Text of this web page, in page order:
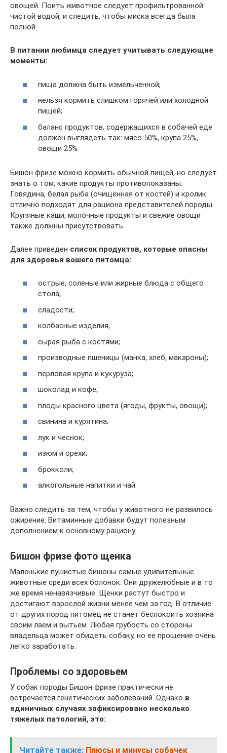
овощей. Поить животное следует профильтрованной
чистой водой, и следить, чтобы миска всегда была
полной.
В питании любимца следует учитывать следующие
моменты:
пища должна быть измельченной;
нельзя кормить слишком горячей или холодной
пищей;
баланс продуктов, содержащихся в собачей еде
должен выглядеть так: мясо 50%, крупа 25%,
овощи 25%.
Бишон фризе можно кормить обычной пищей, но следует
знать о том, какие продукты противопоказаны.
Говядина, белая рыба (очищенная от костей) и кролик
отлично подходят для рациона представителей породы.
Крупяные каши, молочные продукты и свежие овощи
также должны присутствовать.
Далее приведен список продуктов, которые опасны
для здоровья вашего питомца:
острые, соленые или жирные блюда с общего
стола;
сладости;
колбасные изделия;
сырая рыба с костями;
производные пшеницы (манка, хлеб, макароны);
перловая крупа и кукуруза;
шоколад и кофе;
плоды красного цвета (ягоды, фрукты, овощи);
свинина и курятина;
лук и чеснок;
изюм и орехи;
брокколи;
алкогольные напитки и чай.
Важно следить за тем, чтобы у животного не развилось
ожирение. Витаминные добавки будут полезным
дополнением к основному рациону.
Бишон фризе фото щенка
Маленькие пушистые бишоны самые удивительные
животные среди всех болонок. Они дружелюбные и в то
же время ненавязчивые. Щенки растут быстро и
достигают взрослой жизни менее чем за год. В отличие
от других пород питомец не станет беспокоить хозяина
своим лаем и вытьем. Любая грубость со стороны
владельца может обидеть собаку, но ее прощение очень
легко заработать.
Проблемы со здоровьем
У собак породы Бишон фризе практически не
встречается генетических заболеваний. Однако в
единичных случаях зафиксировано несколько
тяжелых патологий, это:
Читайте также: Плюсы и минусы собачек